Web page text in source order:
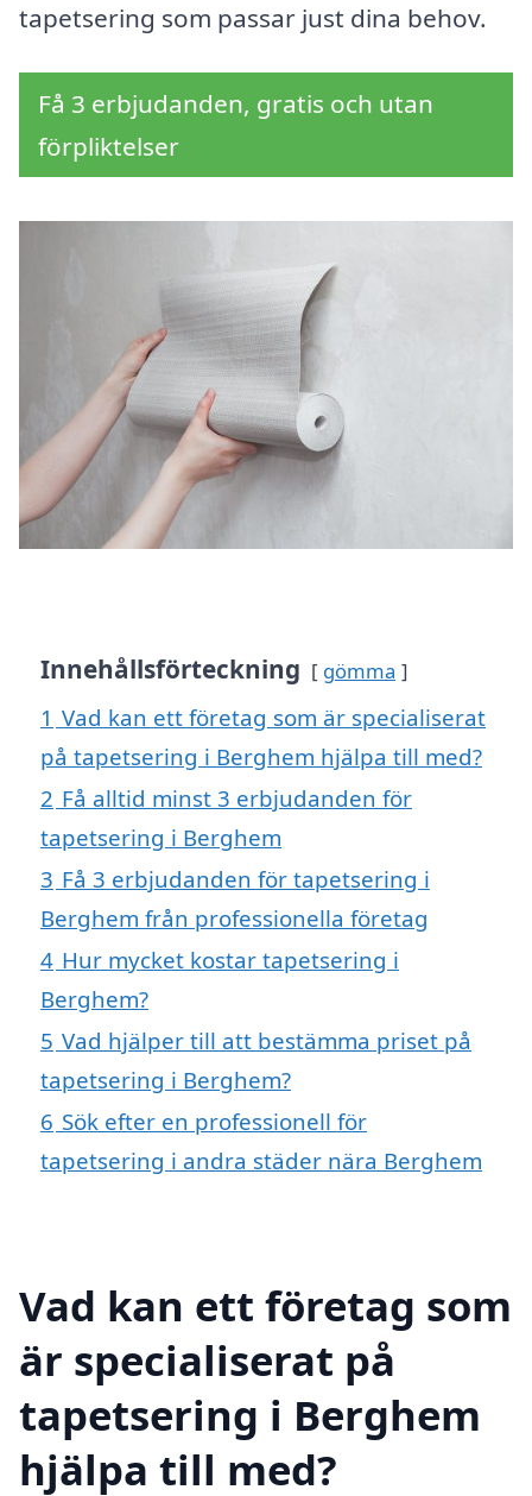
tapetsering som passar just dina behov.
Få 3 erbjudanden, gratis och utan
förpliktelser
Innehållsförteckning gömma
1 Vad kan ett företag som är specialiserat
på tapetsering i Berghem hjälpa till med?
2 Få alltid minst 3 erbjudanden för
tapetsering i Berghem
3 Få 3 erbjudanden för tapetsering i
Berghem från professionella företag
4 Hur mycket kostar tapetsering i
Berghem?
5 Vad hjälper till att bestämma priset på
tapetsering i Berghem?
6 Sök efter en professionell för
tapetsering i andra städer nära Berghem
Vad kan ett företag som
är specialiserat på
tapetsering i Berghem
hjälpa till med?